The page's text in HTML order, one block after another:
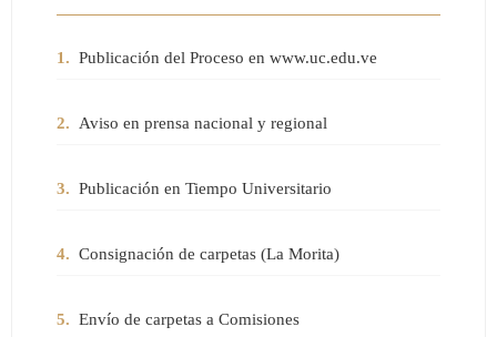
1. Publicación del Proceso en www.uc.edu.ve
2. Aviso en prensa nacional y regional
3. Publicación en Tiempo Universitario
4. Consignación de carpetas (La Morita)
5. Envío de carpetas a Comisiones